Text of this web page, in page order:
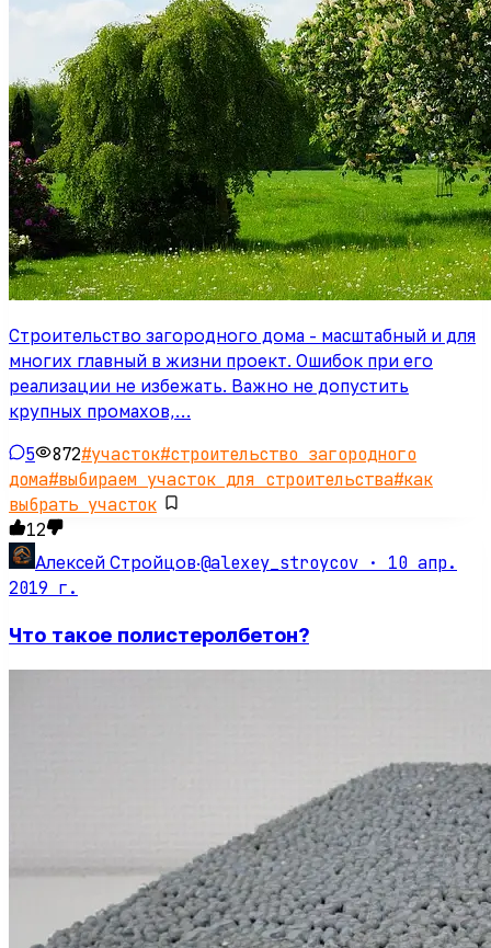
Строительство загородного дома - масштабный и для
многих главный в жизни проект. Ошибок при его
реализации не избежать. Важно не допустить
крупных промахов,…
5 872#участок#строительство загородного
дома#выбираем участок для строительства#как
выбрать участок
12
Алексей Стройцов·@alexey_stroycov · 10 апр.
2019 г.
Что такое полистеролбетон?